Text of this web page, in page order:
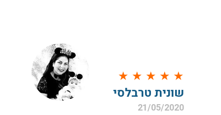
★
★
★
★
★
שונית טרבלסי
21/05/2020